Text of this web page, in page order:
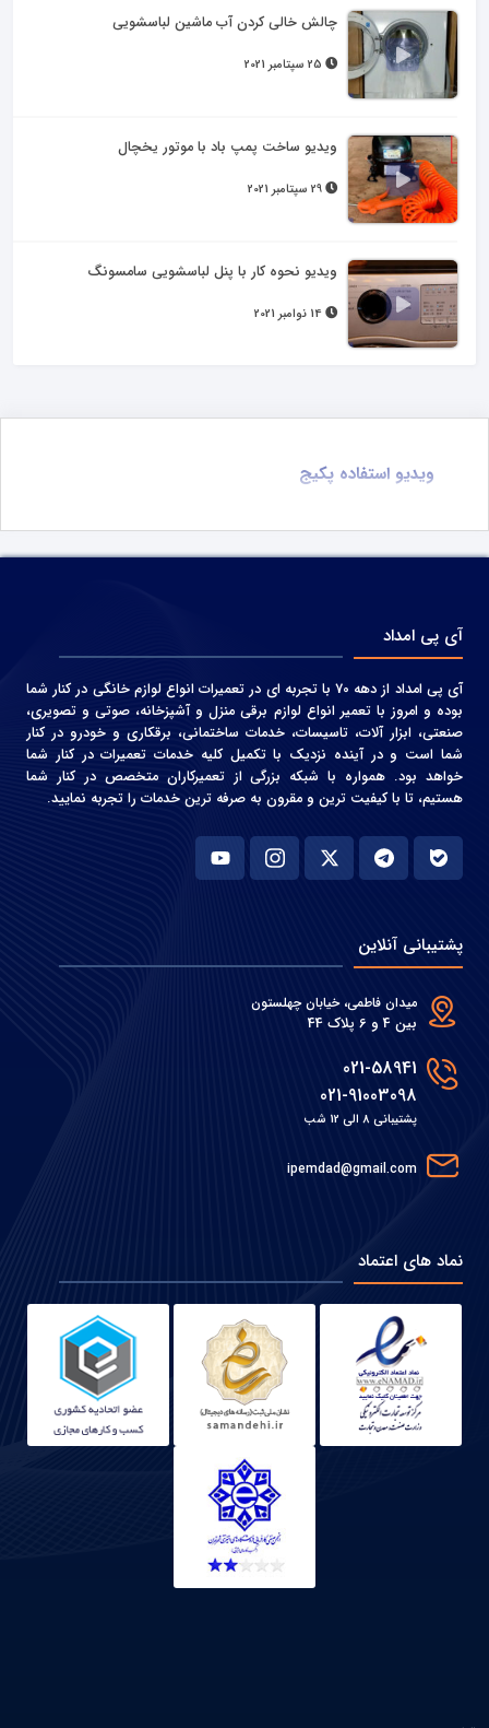
چالش خالی کردن آب ماشین لباسشویی
ویدیو ساخت پمپ باد با موتور یخچال
ویدیو نحوه کار با پنل لباسشویی سامسونگ
ویدیو استفاده پکیج
آی پی امداد
آی پی امداد از دهه 70 با تجربه ای در تعمیرات انواع لوازم خانگی در کنار شما
بوده و امروز با تعمیر انواع لوازم برقی منزل و آشپزخانه، صوتی و‌ تصویری،
صنعتی، ابزار آلات، تاسیسات، خدمات ساختمانی، برقکاری و خودرو در کنار
شما است و در آینده نزدیک با تکمیل کلیه خدمات تعمیرات در کنار شما
خواهد بود. همواره با شبکه بزرگی از تعمیرکاران متخصص در کنار شما
هستیم، تا با کیفیت ترین و مقرون به صرفه ترین خدمات را تجربه نمایید.
پشتیبانی آنلاین
میدان فاطمی، خیابان چهلستون
بین 4 و 6 پلاک 44
021-58941
021-91003098
پشتیبانی 8 الی 12 شب
ipemdad@gmail.com
نماد های اعتماد